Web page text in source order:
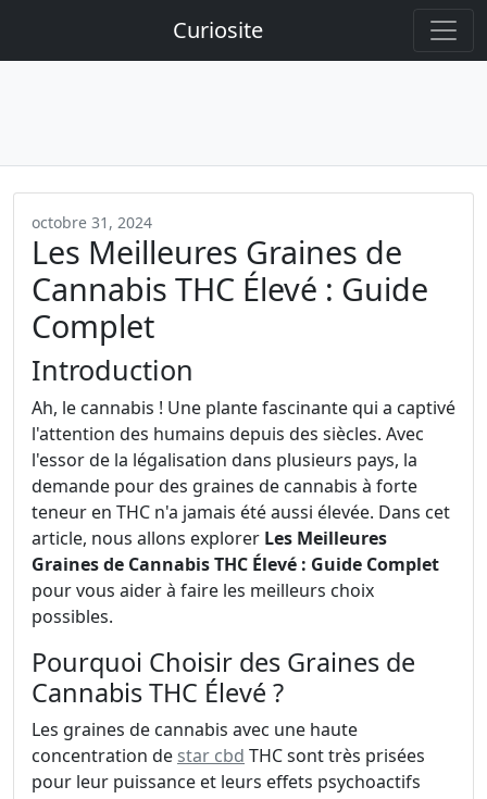
Curiosite
octobre 31, 2024
Les Meilleures Graines de
Cannabis THC Élevé : Guide
Complet
Introduction
Ah, le cannabis ! Une plante fascinante qui a captivé
l'attention des humains depuis des siècles. Avec
l'essor de la légalisation dans plusieurs pays, la
demande pour des graines de cannabis à forte
teneur en THC n'a jamais été aussi élevée. Dans cet
article, nous allons explorer Les Meilleures
Graines de Cannabis THC Élevé : Guide Complet
pour vous aider à faire les meilleurs choix
possibles.
Pourquoi Choisir des Graines de
Cannabis THC Élevé ?
Les graines de cannabis avec une haute
concentration de star cbd THC sont très prisées
pour leur puissance et leurs effets psychoactifs